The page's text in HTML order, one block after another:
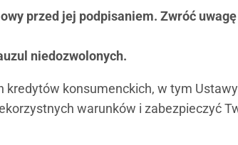
przed jej podpisaniem. Zwróć
niedozwolonych.
kredytów konsumenckich, w tym
warunków i zabezpieczyć